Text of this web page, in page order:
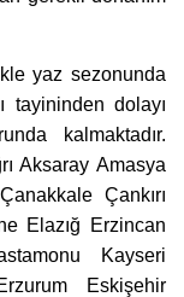
yaz sezonunda
tayininden dolayı
kalmaktadır.
Aksaray Amasya
Çankırı
Elazığ Erzincan
Kayseri
Eskişehir